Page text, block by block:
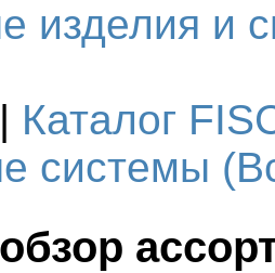
изделия и
| Каталог
системы